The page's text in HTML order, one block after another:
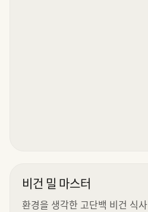
비건 밀 마스터
환경을 생각한 고단백 비건 식사